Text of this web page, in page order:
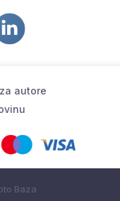
autore
Baza